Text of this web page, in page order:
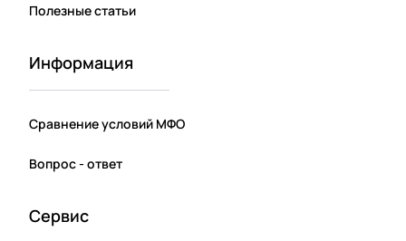
Полезные статьи
Информация
Сравнение условий МФО
Вопрос - ответ
Сервис